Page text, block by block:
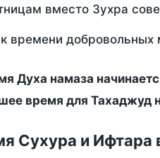
вместо Зухра
времени добровольных
Духа намаза
время для Тахаджуд
Сухура и Ифтара